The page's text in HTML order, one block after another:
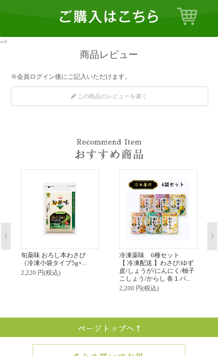
-->
商品レビュー
※会員ログイン後にご記入いただけます。
この商品のレビューを書く
旬薬味 おろし本わさび
（冷凍小袋タイプ5g×...
2,220 円(税込)
冷凍薬味 6種セット
【 冷凍配送 】わさび/ゆず
皮/しょうが/にんにく/柚子
こしょう/からし 各１パ...
2,200 円(税込)